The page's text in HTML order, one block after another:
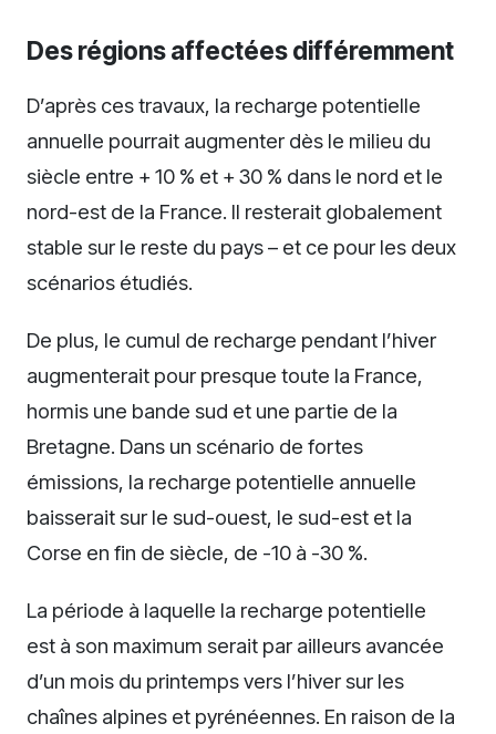
Des régions affectées différemment
D’après ces travaux, la recharge potentielle
annuelle pourrait augmenter dès le milieu du
siècle entre + 10 % et + 30 % dans le nord et le
nord-est de la France. Il resterait globalement
stable sur le reste du pays – et ce pour les deux
scénarios étudiés.
De plus, le cumul de recharge pendant l’hiver
augmenterait pour presque toute la France,
hormis une bande sud et une partie de la
Bretagne. Dans un scénario de fortes
émissions, la recharge potentielle annuelle
baisserait sur le sud-ouest, le sud-est et la
Corse en fin de siècle, de -10 à -30 %.
La période à laquelle la recharge potentielle
est à son maximum serait par ailleurs avancée
d’un mois du printemps vers l’hiver sur les
chaînes alpines et pyrénéennes. En raison de la